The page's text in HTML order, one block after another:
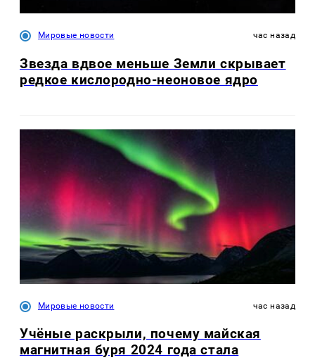
Мировые новости час назад
Звезда вдвое меньше Земли скрывает
редкое кислородно-неоновое ядро
Мировые новости час назад
Учёные раскрыли, почему майская
магнитная буря 2024 года стала